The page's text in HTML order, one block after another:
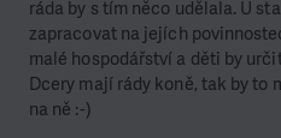
ráda by s tím něco udělala. U
zapracovat na jejích
malé hospodářství a děti by
Dcery mají rády koně, tak by to
na ně :-)